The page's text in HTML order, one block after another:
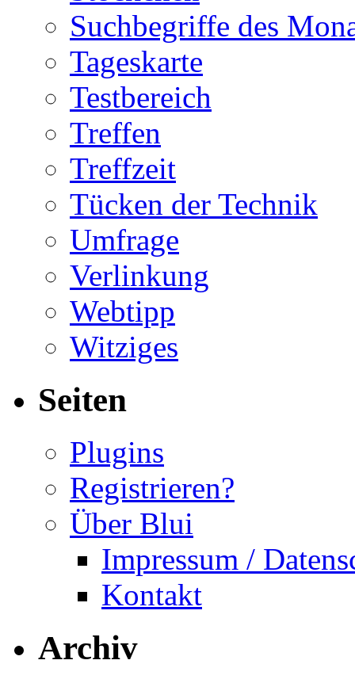
Suchbegriffe des
Tageskarte
Testbereich
Treffen
Treffzeit
Tücken der Technik
Umfrage
Verlinkung
Webtipp
Witziges
Seiten
Plugins
Registrieren?
Über Blui
Impressum /
Kontakt
Archiv